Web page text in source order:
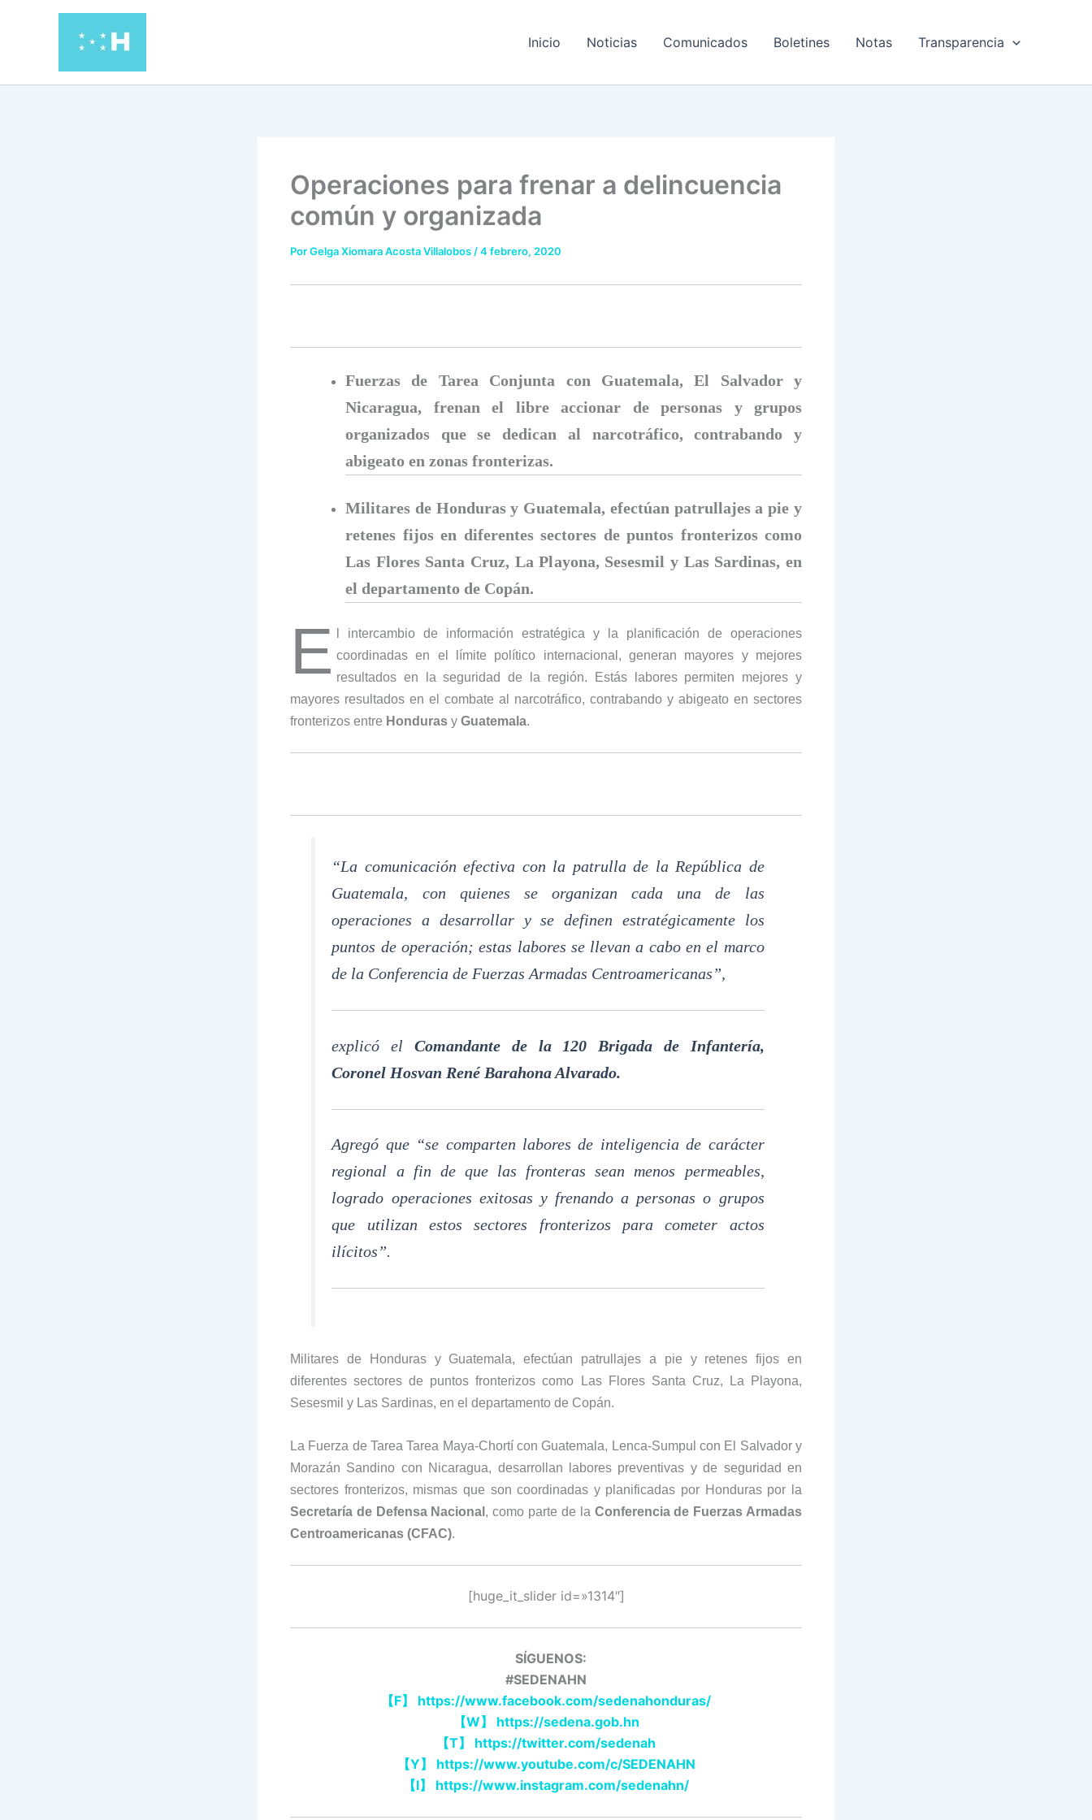
Inicio Noticias Comunicados Boletines Notas Transparencia
Operaciones para frenar a delincuencia
común y organizada
PorGelga Xiomara Acosta Villalobos /4 febrero, 2020
Fuerzas de Tarea Conjunta con Guatemala, El Salvador y
Nicaragua, frenan el libre accionar de personas y grupos
organizados que se dedican al narcotráfico, contrabando y
abigeato en zonas fronterizas.
Militares de Honduras y Guatemala, efectúan patrullajes a pie y
retenes fijos en diferentes sectores de puntos fronterizos como
Las Flores Santa Cruz, La Playona, Sesesmil y Las Sardinas, en
el departamento de Copán.
E
l intercambio de información estratégica y la planificación de operaciones
coordinadas en el límite político internacional, generan mayores y mejores
resultados en la seguridad de la región. Estás labores permiten mejores y
mayores resultados en el combate al narcotráfico, contrabando y abigeato en sectores
fronterizos entre Honduras y Guatemala.
“La comunicación efectiva con la patrulla de la República de
Guatemala, con quienes se organizan cada una de las
operaciones a desarrollar y se definen estratégicamente los
puntos de operación; estas labores se llevan a cabo en el marco
de la Conferencia de Fuerzas Armadas Centroamericanas”,
explicó el Comandante de la 120 Brigada de Infantería,
Coronel Hosvan René Barahona Alvarado.
Agregó que “se comparten labores de inteligencia de carácter
regional a fin de que las fronteras sean menos permeables,
logrado operaciones exitosas y frenando a personas o grupos
que utilizan estos sectores fronterizos para cometer actos
ilícitos”.
Militares de Honduras y Guatemala, efectúan patrullajes a pie y retenes fijos en
diferentes sectores de puntos fronterizos como Las Flores Santa Cruz, La Playona,
Sesesmil y Las Sardinas, en el departamento de Copán.
La Fuerza de Tarea Tarea Maya-Chortí con Guatemala, Lenca-Sumpul con El Salvador y
Morazán Sandino con Nicaragua, desarrollan labores preventivas y de seguridad en
sectores fronterizos, mismas que son coordinadas y planificadas por Honduras por la
Secretaría de Defensa Nacional , como parte de la Conferencia de Fuerzas Armadas
Centroamericanas (CFAC).
[huge_it_slider id=»1314″]
SÍGUENOS:
#SEDENAHN
【F】
https://www.facebook.com/sedenahonduras/
【W】
https://sedena.gob.hn
【T】
https://twitter.com/sedenah
【Y】
https://www.youtube.com/c/SEDENAHN
【I】 https://www.instagram.com/sedenahn/